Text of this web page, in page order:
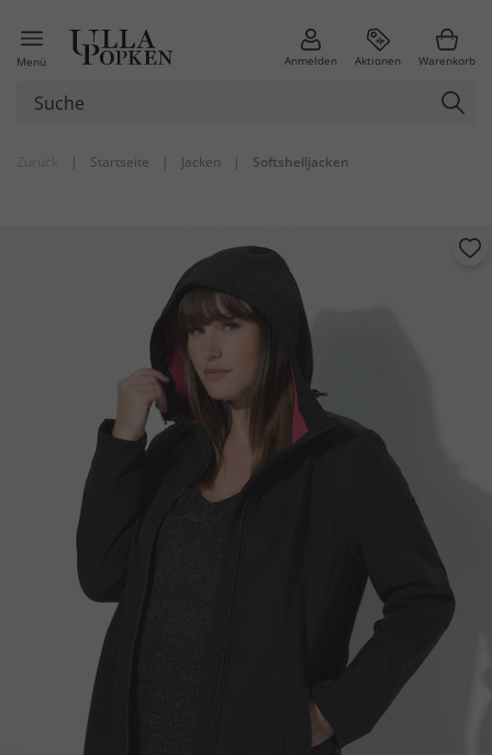
Menü Anmelden Aktionen Warenkorb
| Startseite | Jacken | Softshelljacken